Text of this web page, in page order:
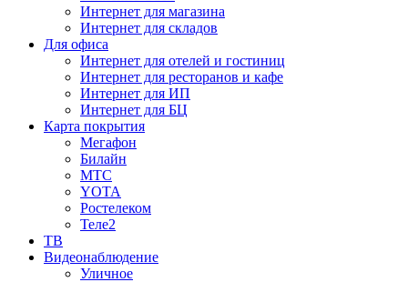
Интернет для магазина
Интернет для складов
Для офиса
Интернет для отелей и гостиниц
Интернет для ресторанов и кафе
Интернет для ИП
Интернет для БЦ
Карта покрытия
Мегафон
Билайн
МТС
YOTA
Ростелеком
Теле2
ТВ
Видеонаблюдение
Уличное